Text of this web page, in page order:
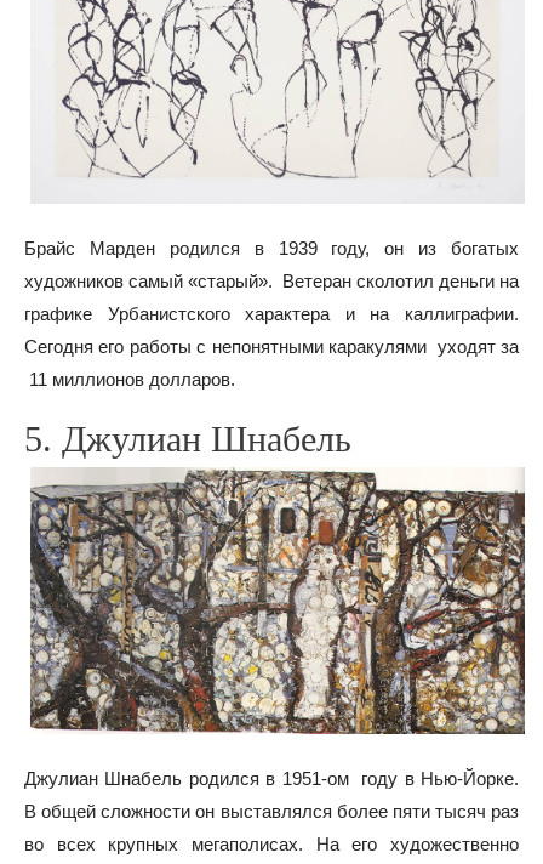
Брайс Марден родился в 1939 году, он из богатых
художников самый «старый». Ветеран сколотил деньги на
графике Урбанистского характера и на каллиграфии.
Сегодня его работы с непонятными каракулями уходят за
11 миллионов долларов.
5. Джулиан Шнабель
Джулиан Шнабель родился в 1951-ом году в Нью-Йорке.
В общей сложности он выставлялся более пяти тысяч раз
во всех крупных мегаполисах. На его художественно